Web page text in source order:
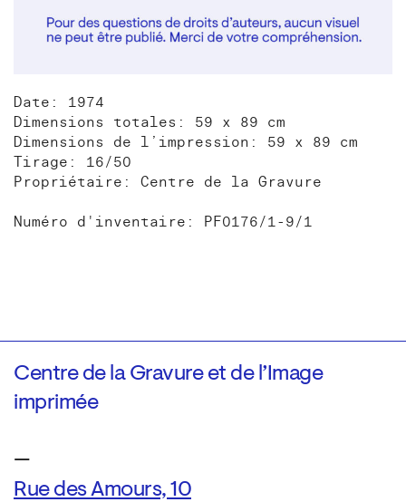
Date: 1974
Dimensions totales: 59 x 89 cm
Dimensions de l’impression: 59 x 89 cm
Tirage: 16/50
Propriétaire: Centre de la Gravure
Numéro d'inventaire: PF0176/1-9/1
Centre de la Gravure et de l’Image
imprimée
—
Rue des Amours, 10